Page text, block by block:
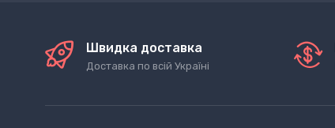
Швидка доставка
Доставка по всій Україні